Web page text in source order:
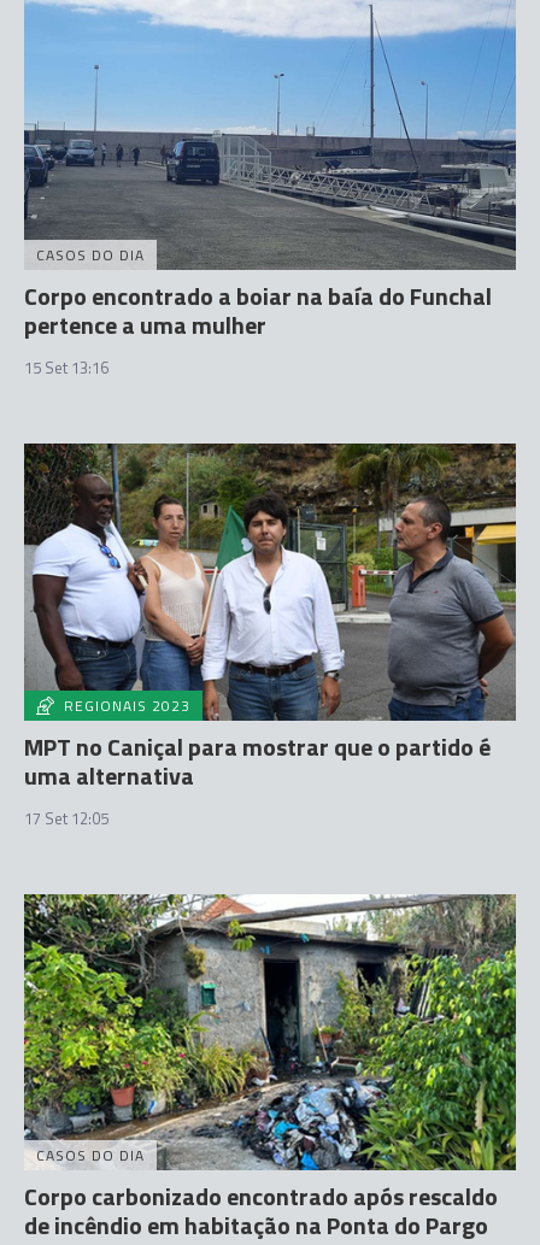
CASOS DO DIA
Corpo encontrado a boiar na baía do Funchal
pertence a uma mulher
15 Set 13:16
REGIONAIS 2023
MPT no Caniçal para mostrar que o partido é
uma alternativa
17 Set 12:05
CASOS DO DIA
Corpo carbonizado encontrado após rescaldo
de incêndio em habitação na Ponta do Pargo